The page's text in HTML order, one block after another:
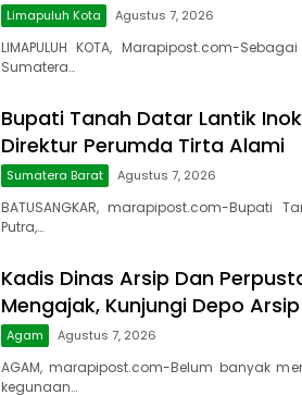
Limapuluh Kota Agustus 7, 2026
LIMAPULUH KOTA, Marapipost.com-
Sumatera…
Bupati Tanah Datar Lantik
Direktur Perumda Tirta Alami
Sumatera Barat Agustus 7, 2026
BATUSANGKAR, marapipost.com-Bupati
Putra,…
Kadis Dinas Arsip Dan
Mengajak, Kunjungi Depo Arsip
Agam Agustus 7, 2026
AGAM, marapipost.com-Belum banyak
kegunaan…